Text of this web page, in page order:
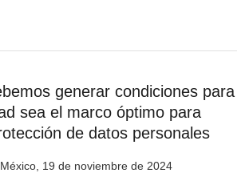
generar condiciones para
sea el marco óptimo para
de datos personales
19 de noviembre de 2024